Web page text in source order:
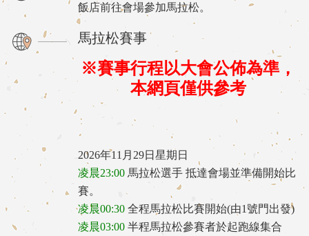
飯店前往會場參加馬拉松。
馬拉松賽事
※賽事行程以大會公佈為準，
本網頁僅供參考
2026年11月29日星期日
凌晨23:00 馬拉松選手 抵達會場並準備開始比
賽。
凌晨00:30 全程馬拉松比賽開始(由1號門出發)
凌晨03:00 半程馬拉松參賽者於起跑線集合